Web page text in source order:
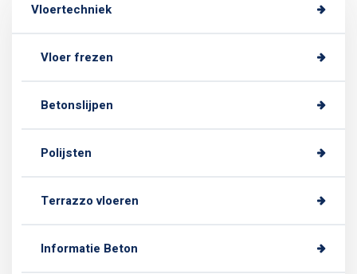
Vloertechniek
Vloer frezen
Betonslijpen
Polijsten
Terrazzo vloeren
Informatie Beton